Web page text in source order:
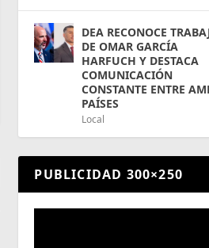
DEA RECONOCE
DE OMAR GARCÍA
HARFUCH Y DESTACA
COMUNICACIÓN
CONSTANTE ENTRE
PAÍSES
Local
PUBLICIDAD 300×250